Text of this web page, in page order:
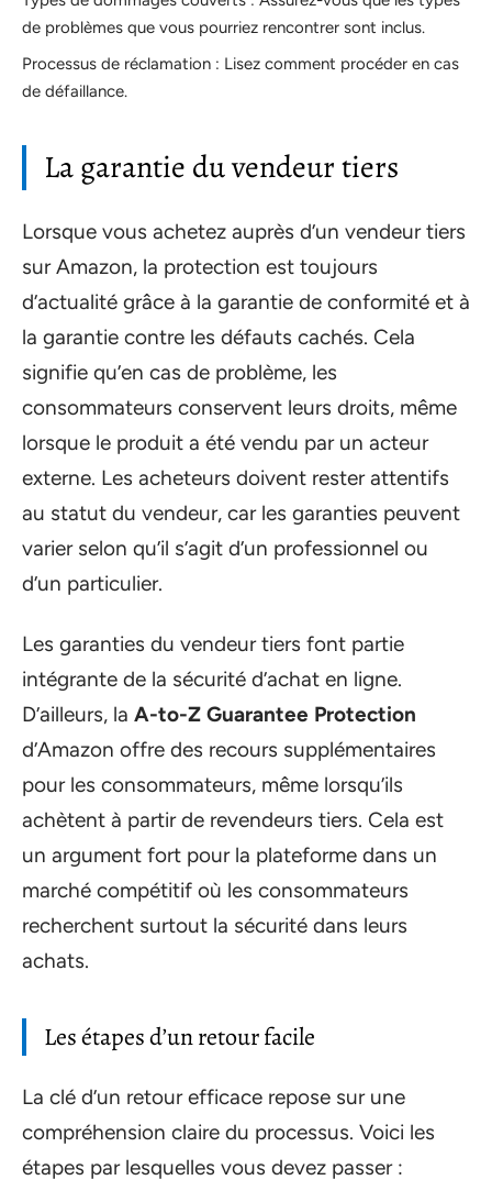
de problèmes que vous pourriez rencontrer sont inclus.
Processus de réclamation : Lisez comment procéder en cas
de défaillance.
La garantie du vendeur tiers
Lorsque vous achetez auprès d’un vendeur tiers
sur Amazon, la protection est toujours
d’actualité grâce à la garantie de conformité et à
la garantie contre les défauts cachés. Cela
signifie qu’en cas de problème, les
consommateurs conservent leurs droits, même
lorsque le produit a été vendu par un acteur
externe. Les acheteurs doivent rester attentifs
au statut du vendeur, car les garanties peuvent
varier selon qu’il s’agit d’un professionnel ou
d’un particulier.
Les garanties du vendeur tiers font partie
intégrante de la sécurité d’achat en ligne.
D’ailleurs, la A-to-Z Guarantee Protection
d’Amazon offre des recours supplémentaires
pour les consommateurs, même lorsqu’ils
achètent à partir de revendeurs tiers. Cela est
un argument fort pour la plateforme dans un
marché compétitif où les consommateurs
recherchent surtout la sécurité dans leurs
achats.
Les étapes d’un retour facile
La clé d’un retour efficace repose sur une
compréhension claire du processus. Voici les
étapes par lesquelles vous devez passer :